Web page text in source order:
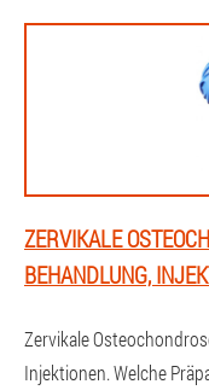
ZERVIKALE
BEHANDLUNG,
Zervikale
Injektionen. Welche